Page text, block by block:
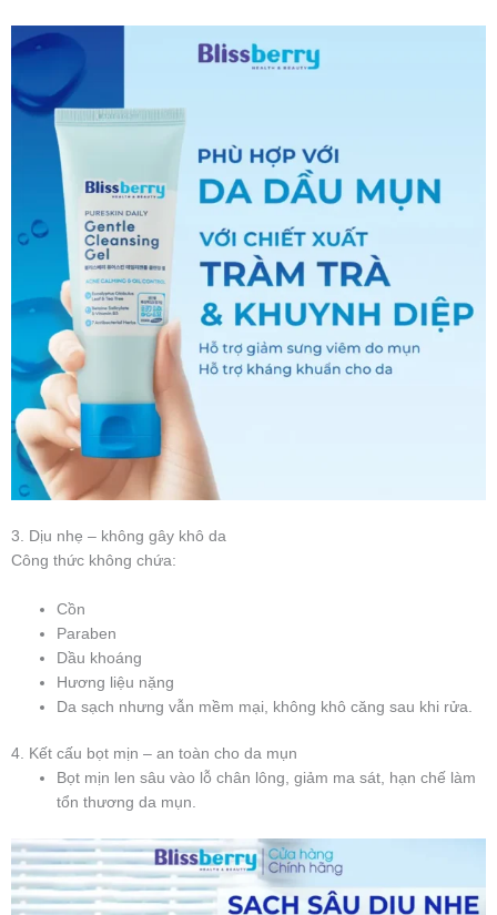
3. Dịu nhẹ – không gây khô da
Công thức không chứa:
Cồn
Paraben
Dầu khoáng
Hương liệu nặng
Da sạch nhưng vẫn mềm mại, không khô căng sau khi rửa.
4. Kết cấu bọt mịn – an toàn cho da mụn
Bọt mịn len sâu vào lỗ chân lông, giảm ma sát, hạn chế làm
tổn thương da mụn.